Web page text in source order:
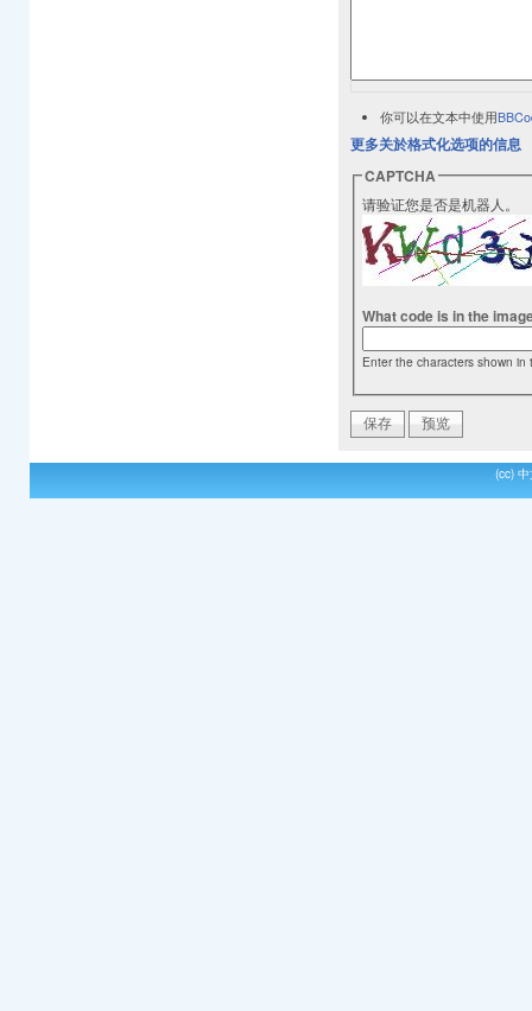
你可以在文本中使用
更多关於格式化选项的信息
CAPTCHA
请验证您是否是机器人。
What code is in the
Enter the characters shown in
(cc)中